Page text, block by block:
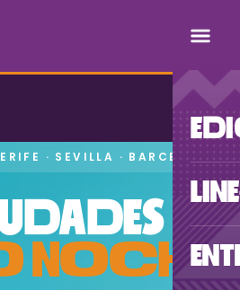
· SEVILLA · BARCELONA